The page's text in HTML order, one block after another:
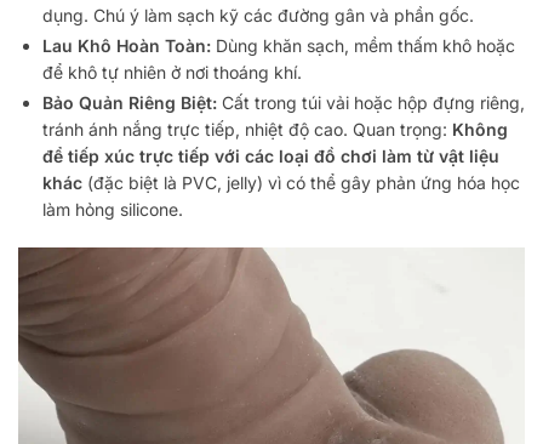
dụng. Chú ý làm sạch kỹ các đường gân và phần gốc.
Lau Khô Hoàn Toàn: Dùng khăn sạch, mềm thấm khô hoặc
để khô tự nhiên ở nơi thoáng khí.
Bảo Quản Riêng Biệt: Cất trong túi vải hoặc hộp đựng riêng,
tránh ánh nắng trực tiếp, nhiệt độ cao. Quan trọng: Không
để tiếp xúc trực tiếp với các loại đồ chơi làm từ vật liệu
khác (đặc biệt là PVC, jelly) vì có thể gây phản ứng hóa học
làm hỏng silicone.